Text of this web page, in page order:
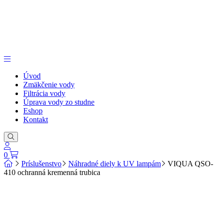
Úvod
Zmäkčenie vody
Filtrácia vody
Úprava vody zo studne
Eshop
Kontakt
0
Príslušenstvo
Náhradné diely k UV lampám
VIQUA QSO-
410 ochranná kremenná trubica